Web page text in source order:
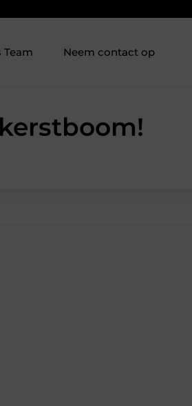
Team Neem contact op